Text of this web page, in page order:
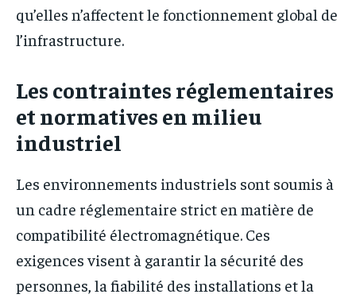
qu’elles n’affectent le fonctionnement global de
l’infrastructure.
Les contraintes réglementaires
et normatives en milieu
industriel
Les environnements industriels sont soumis à
un cadre réglementaire strict en matière de
compatibilité électromagnétique. Ces
exigences visent à garantir la sécurité des
personnes, la fiabilité des installations et la